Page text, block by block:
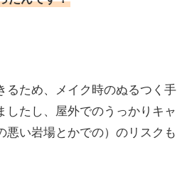
るため、メイク時のぬるつく手
したし、屋外でのうっかりキャ
悪い岩場とかでの）のリスクも